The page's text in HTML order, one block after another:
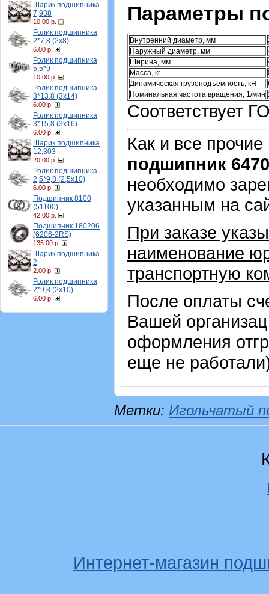
Шарик подшипника
7,938
10.00 р.
Ролик подшипника
2*7,8 (2х8)
6.00 р.
Ролик подшипника
5,5*9
10.00 р.
Ролик подшипника
3*13,8 (3х14)
6.00 р.
Ролик подшипника
3*15,8 (3х16)
6.00 р.
Шарик подшипника
12,303
20.00 р.
Ролик подшипника
2,5*9,8 (2,5х10)
6.00 р.
Подшипник 8100
(51100)
42.00 р.
Подшипник 180206
(6206-2RS)
135.00 р.
Шарик подшипника
2
2.00 р.
Ролик подшипника
2*9,8 (2х10)
6.00 р.
Параметры
Внутренний диаметр, мм
Наружный диаметр, мм
Ширина, мм
Масса, кг
Динамическая грузоподъемность, кН
Номинальная частота вращения, 1/мин
Соответствует
Как и все
подшипник
необходимо
указанным на
При заказе
наименование
транспортную
После оплаты
Вашей
оформления
еще не
Метки: Игольчатый
Интернет-магазин